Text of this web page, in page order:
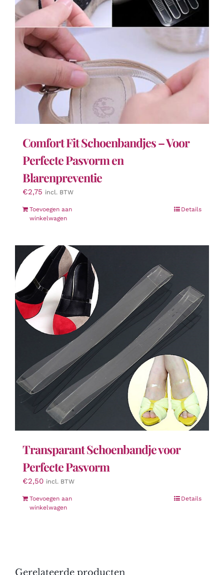
Comfort Fit Schoenbandjes – Voor
Perfecte Pasvorm en
Blarenpreventie
€2,75 incl. BTW
Toevoegen aan
winkelwagen
Details
Transparant Schoenbandje voor
Perfecte Pasvorm
€2,50 incl. BTW
Toevoegen aan
winkelwagen
Details
Gerelateerde producten